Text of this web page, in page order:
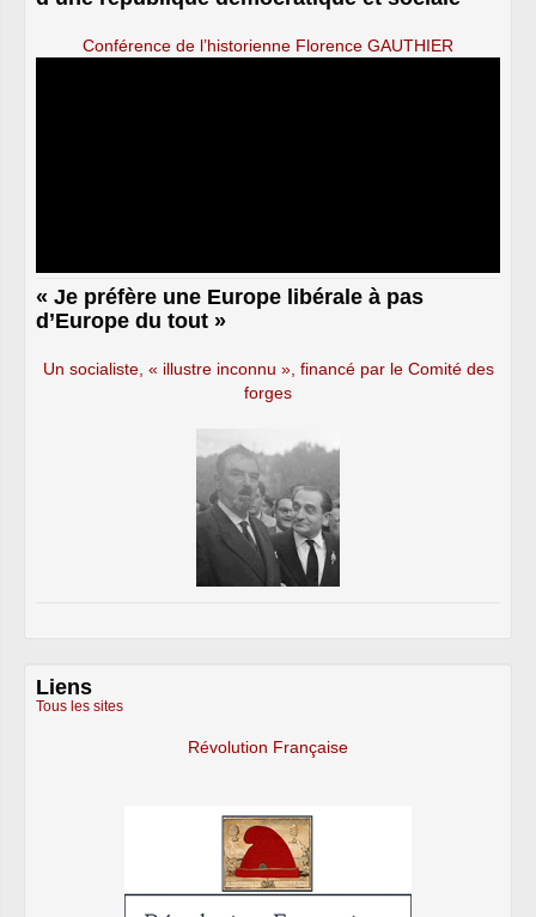
Conférence de l’historienne Florence GAUTHIER
« Je préfère une Europe libérale à pas
d’Europe du tout »
Un socialiste, « illustre inconnu », financé par le Comité des
forges
Liens
Tous les sites
Révolution Française